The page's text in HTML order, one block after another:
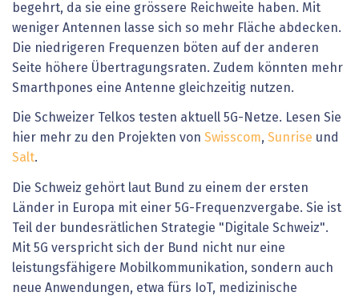
begehrt, da sie eine grössere Reichweite haben. Mit
weniger Antennen lasse sich so mehr Fläche abdecken.
Die niedrigeren Frequenzen böten auf der anderen
Seite höhere Übertragungsraten. Zudem könnten mehr
Smarthpones eine Antenne gleichzeitig nutzen.
Die Schweizer Telkos testen aktuell 5G-Netze. Lesen Sie
hier mehr zu den Projekten von Swisscom, Sunrise und
Salt.
Die Schweiz gehört laut Bund zu einem der ersten
Länder in Europa mit einer 5G-Frequenzvergabe. Sie ist
Teil der bundesrätlichen Strategie "Digitale Schweiz".
Mit 5G verspricht sich der Bund nicht nur eine
leistungsfähigere Mobilkommunikation, sondern auch
neue Anwendungen, etwa fürs IoT, medizinische